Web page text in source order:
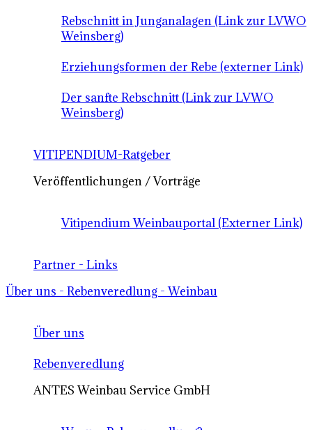
Rebschnitt in Junganalagen (Link zur LVWO
Weinsberg)
Erziehungsformen der Rebe (externer Link)
Der sanfte Rebschnitt (Link zur LVWO
Weinsberg)
VITIPENDIUM-Ratgeber
Veröffentlichungen / Vorträge
Vitipendium Weinbauportal (Externer Link)
Partner - Links
Über uns - Rebenveredlung - Weinbau
Über uns
Rebenveredlung
ANTES Weinbau Service GmbH